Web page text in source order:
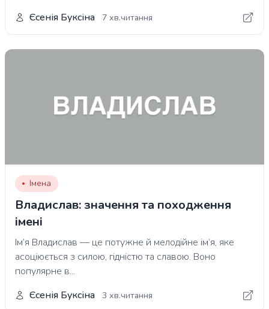
Єсенія Буксіна
7 хв.читання
Імена
Владислав: значення та походження
імені
Ім’я Владислав — це потужне й мелодійне ім’я, яке
асоціюється з силою, гідністю та славою. Воно
популярне в...
Єсенія Буксіна
3 хв.читання